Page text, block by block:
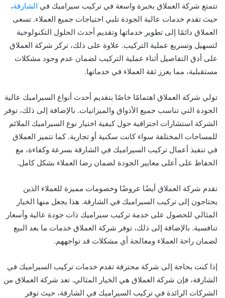
تتمتع شركة العملاق بخبرة واسعة في تركيب سيراميك في الشارقة،
حيث تقدم خدمات عالية الجودة تلبي احتياجات جميع العملاء. تسعى
العملاق دائمًا إلى تطوير خدماتها وتقديم أحدث الحلول التكنولوجية
لتسهيل وتسريع عملية التركيب. علاوة على ذلك، تركز شركة العملاق
على أدق التفاصيل أثناء عملية التركيب لضمان عدم وجود مشكلات
مستقبلية، مما يعزز ثقة العملاء في خدماتها.
تولي شركة العملاق اهتمامًا خاصًا بتقديم أحدث أنواع السيراميك عالية
الجودة التي تناسب جميع الأذواق والميزانيات. بالإضافة إلى ذلك، توفر
الشركة استشارات احترافية حول كيفية اختيار نوع السيراميك الملائم
للمساحات المختلفة سواء كانت سكنية أو تجارية. كما تتميز العملاق
في تنفيذ أعمال تركيب السيراميك في الشارقة بسرعة وكفاءة، مع
الحفاظ على أعلى معايير الجودة لضمان رضا العملاء بشكل كامل.
تقدم شركة العملاق أيضًا عروضًا وخصومات مميزة للعملاء الذين
يحتاجون إلى تركيب السيراميك في الشارقة. هذا يجعل منها الخيار
المثالي للحصول على خدمة تركيب سيراميك ذات جودة عالية وأسعار
تنافسية. بالإضافة إلى ذلك، توفر شركة العملاق خدمات ما بعد البيع
لضمان راحة العملاء ومعالجة أي مشكلات قد تواجههم.
إذا كنت بحاجة إلى شركة محترفة تقدم خدمات تركيب السيراميك في
الشارقة، فإن شركة العملاق هي الخيار المثالي. تعد شركة العملاق من
الشركات الرائدة في تركيب السيراميك في الشارقة، حيث توفر